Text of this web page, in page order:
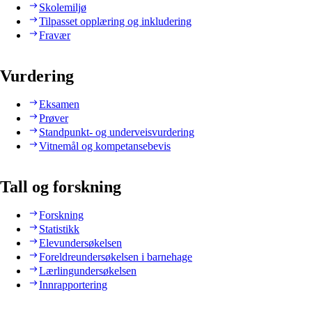
Skolemiljø
Tilpasset opplæring og inkludering
Fravær
Vurdering
Eksamen
Prøver
Standpunkt- og underveisvurdering
Vitnemål og kompetansebevis
Tall og forskning
Forskning
Statistikk
Elevundersøkelsen
Foreldreundersøkelsen i barnehage
Lærlingundersøkelsen
Innrapportering